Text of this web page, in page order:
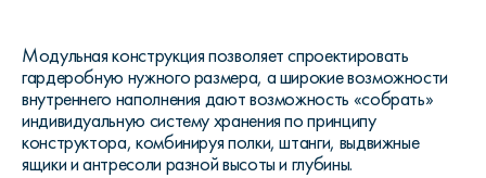
Модульная конструкция позволяет спроектировать
гардеробную нужного размера, а широкие возможности
внутреннего наполнения дают возможность «собрать»
индивидуальную систему хранения по принципу
конструктора, комбинируя полки, штанги, выдвижные
ящики и антресоли разной высоты и глубины.